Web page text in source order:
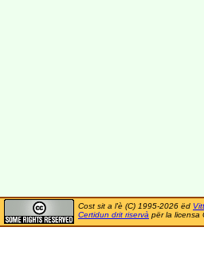
Cost sit a l'è (C) 1995-2026 ëd
Certidun drit riservà për la licensa